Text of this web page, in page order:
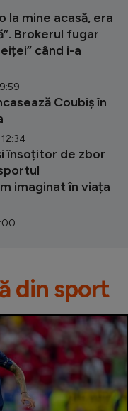
la mine acasă, era
Brokerul fugar
când i-a
Coubiș în
însoțitor de zbor
imaginat în viața
din sport